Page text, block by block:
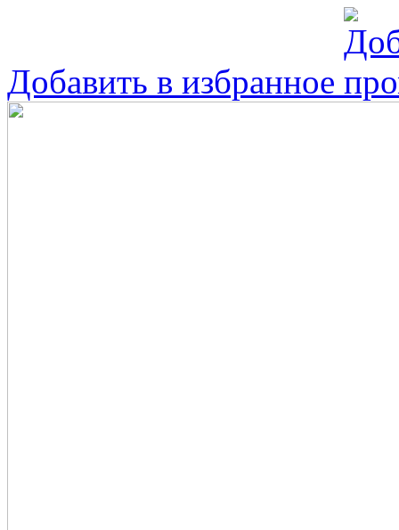
Добавить в избранное